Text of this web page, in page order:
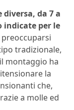
diversa, da 7 a
indicate per le
tradizionale,
montaggio ha
la
che,
a molle ed